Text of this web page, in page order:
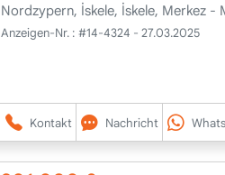
Nordzypern, İskele, İskele, Merkez -
Anzeigen-Nr. : #14-4324 - 27.03.2025
Kontakt Nachricht